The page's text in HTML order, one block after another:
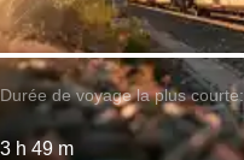
Durée de voyage la plus courte:
3 h 49 m